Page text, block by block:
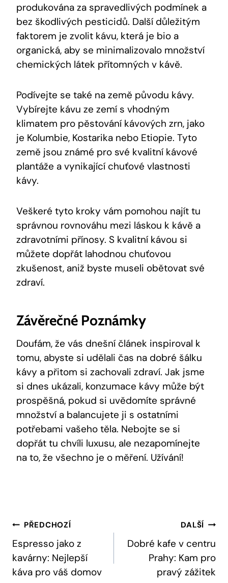
produkována za spravedlivých podmínek a
bez škodlivých pesticidů. Další důležitým
faktorem je zvolit kávu, která je bio a
organická, aby se minimalizovalo množství
chemických látek přítomných v kávě.
Podívejte se také na země původu kávy.
Vybírejte kávu ze zemí s vhodným
klimatem pro pěstování kávových zrn, jako
je Kolumbie, Kostarika nebo Etiopie. Tyto
země jsou známé pro své kvalitní kávové
plantáže a vynikající chuťové vlastnosti
kávy.
Veškeré tyto kroky vám pomohou najít tu
správnou rovnováhu mezi láskou k kávě a
zdravotními přínosy. S kvalitní kávou si
můžete dopřát lahodnou chuťovou
zkušenost, aniž byste museli obětovat své
zdraví.
Závěrečné Poznámky
Doufám, že vás dnešní článek inspiroval k
tomu, abyste si udělali čas na dobré šálku
kávy a přitom si zachovali zdraví. Jak jsme
si dnes ukázali, konzumace kávy může být
prospěšná, pokud si uvědomíte správné
množství a balancujete ji s ostatními
potřebami vašeho těla. Nebojte se si
dopřát tu chvíli luxusu, ale nezapomínejte
na to, že všechno je o měření. Užívání!
Navigace
Pro
Příspěvek
PŘEDCHOZÍ
Espresso jako z
kavárny: Nejlepší
káva pro váš domov
DALŠÍ
Dobré kafe v centru
Prahy: Kam pro
pravý zážitek